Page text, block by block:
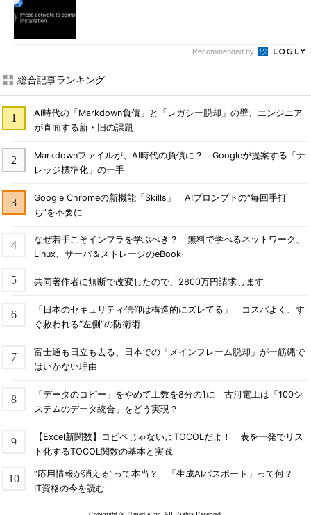
Recommended by
総合記事ランキング
AI時代の「Markdown負債」と「レガシー脱却」の壁、エンジニア
が直面する新・旧の課題
Markdownファイルが、AI時代の負債に？ Googleが提案する「ナ
レッジ標準化」の一手
Google Chromeの新機能「Skills」 AIプロンプトの“毎回手打
ち”を不要に
なぜ若手こそインフラを学ぶべき？ 無料で学べるネットワーク、
Linux、サーバ＆ストレージのeBook
共同著作者に無断で改変したので、2800万円請求します
「日本のセキュリティ信仰は構造的にズレてる」 コスパよく、す
ぐ救われる“左側”の防衛術
富士通も日立も去る、日本での「メインフレーム脱却」が一筋縄で
はいかない理由
「データのコピー」をやめて工数を8分の1に 古河電工は「100シ
ステムのデータ統合」をどう実現？
【Excel新関数】コピペじゃないよTOCOLだよ！ 表を一発でリス
ト化するTOCOL関数の基本と実践
“応用情報が消える”って本当？ 「生成AIパスポート」って何？
IT資格の今を読む